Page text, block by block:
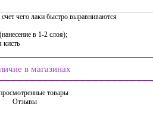
чего лаки быстро выравниваются
в 1-2 слоя);
кисть
в магазинах
товары
Отзывы